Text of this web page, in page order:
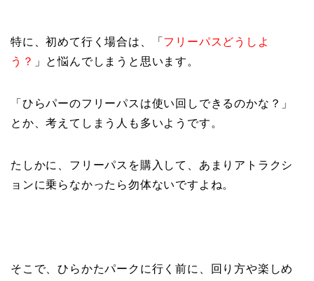
特に、初めて行く場合は、「 フリーパスどうしよ
う？ 」と悩んでしまうと思います。
「ひらパーのフリーパスは使い回しできるのかな？」
とか、考えてしまう人も多いようです。
たしかに、フリーパスを購入して、あまりアトラクシ
ョンに乗らなかったら勿体ないですよね。
そこで、ひらかたパークに行く前に、回り方や楽しめ